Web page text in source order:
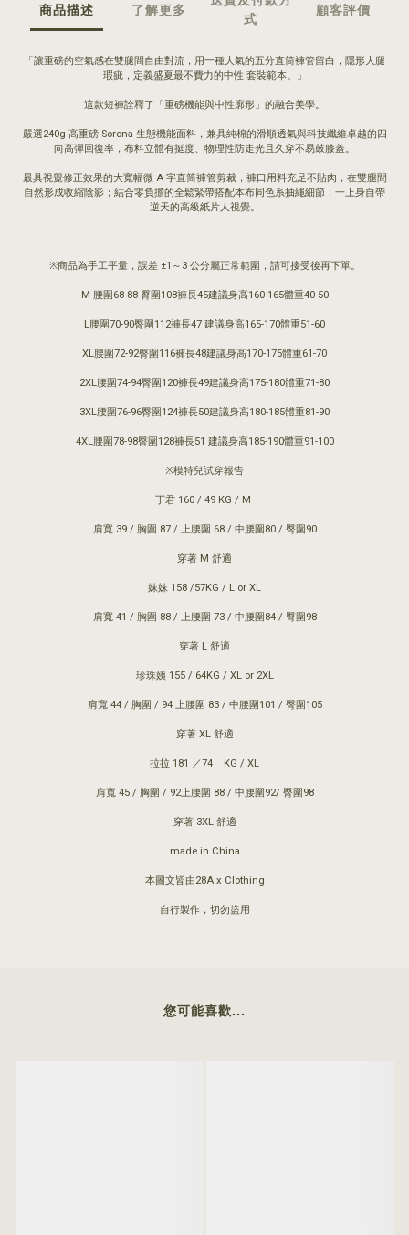
商品描述 了解更多
式
顧客評價
「讓重磅的空氣感在雙腿間自由對流，用一種大氣的五分直筒褲管留白，隱形大腿
瑕疵，定義盛夏最不費力的中性 套裝範本。」
這款短褲詮釋了「重磅機能與中性廓形」的融合美學。
嚴選240g 高重磅 Sorona 生態機能面料，兼具純棉的滑順透氣與科技纖維卓越的四
向高彈回復率，布料立體有挺度、物理性防走光且久穿不易鼓膝蓋。
最具視覺修正效果的大寬幅微 A 字直筒褲管剪裁，褲口用料充足不貼肉，在雙腿間
自然形成收縮陰影；結合零負擔的全鬆緊帶搭配本布同色系抽繩細節，一上身自帶
逆天的高級紙片人視覺。
※商品為手工平量，誤差 ±1～3 公分屬正常範圍，請可接受後再下單。
M 腰圍68-88 臀圍108褲長45建議身高160-165體重40-50
L腰圍70-90臀圍112褲長47 建議身高165-170體重51-60
XL腰圍72-92臀圍116褲長48建議身高170-175體重61-70
2XL腰圍74-94臀圍120褲長49建議身高175-180體重71-80
3XL腰圍76-96臀圍124褲長50建議身高180-185體重81-90
4XL腰圍78-98臀圍128褲長51 建議身高185-190體重91-100
※模特兒試穿報告
丁君 160 / 49 KG / M
肩寬 39 / 胸圍 87 / 上腰圍 68 / 中腰圍80 / 臀圍90
穿著 M 舒適
妹妹 158 /57KG / L or XL
肩寬 41 / 胸圍 88 / 上腰圍 73 / 中腰圍84 / 臀圍98
穿著 L 舒適
珍珠姨 155 / 64KG / XL or 2XL
肩寬 44 / 胸圍 / 94 上腰圍 83 / 中腰圍101 / 臀圍105
穿著 XL 舒適
拉拉 181 ／74 KG / XL
肩寬 45 / 胸圍 / 92上腰圍 88 / 中腰圍92/ 臀圍98
穿著 3XL 舒適
made in China
本圖文皆由28A x Clothing
自行製作，切勿盜用
您可能喜歡...